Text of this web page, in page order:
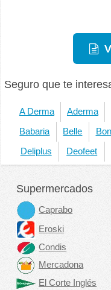
Seguro que te
A Derma Aderma
Babaria Belle
Deliplus Deofeet
Supermercados
Caprabo
Eroski
Condis
Mercadona
El Corte Inglés